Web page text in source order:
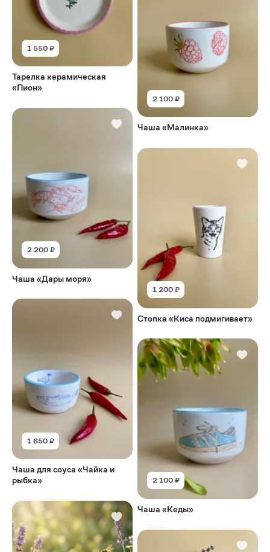
1 550 ₽
Тарелка керамическая
«Пион»
2 200 ₽
Чаша «Дары моря»
1 650 ₽
Чаша для соуса «Чайка и
рыбка»
2 100 ₽
Чаша «Малинка»
1 200 ₽
Стопка «Киса подмигивает»
2 100 ₽
Чаша «Кеды»